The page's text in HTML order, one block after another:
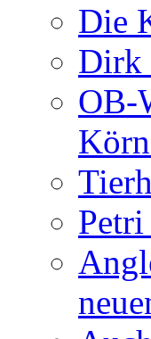
Die
Dirk
OB-